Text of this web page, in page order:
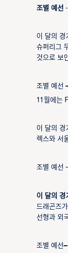
조별 예선 -
이 달의 경
슈퍼리그
것으로 보
조별 예선
11월에는
이 달의 경
렉스와 서
조별 예선
이 달의 경
드래곤즈
선형과 외
조별 예선